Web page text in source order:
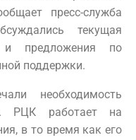
пресс-служба
текущая
и предложения по
поддержки.
необходимость
РЦК работает на
в то время как его